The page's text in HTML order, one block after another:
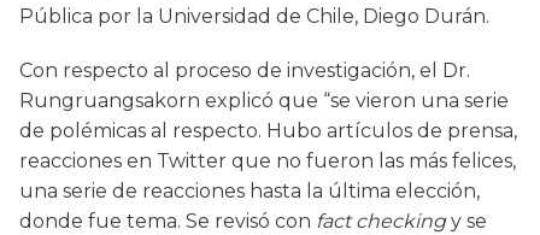
Pública por la Universidad de Chile, Diego Durán.
Con respecto al proceso de investigación, el Dr.
Rungruangsakorn explicó que “se vieron una serie
de polémicas al respecto. Hubo artículos de prensa,
reacciones en Twitter que no fueron las más felices,
una serie de reacciones hasta la última elección,
donde fue tema. Se revisó con fact checkingy se